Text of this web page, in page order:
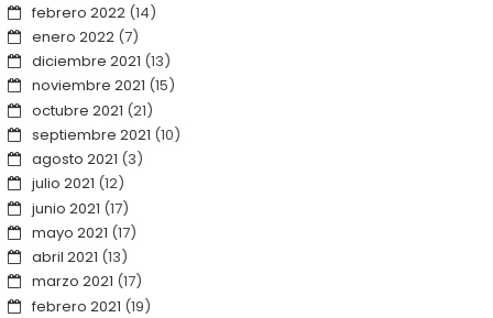
febrero 2022(14)
enero 2022(7)
diciembre 2021 (13)
noviembre 2021 (15)
octubre 2021 (21)
septiembre 2021 (10)
agosto 2021 (3)
julio 2021 (12)
junio 2021 (17)
mayo 2021 (17)
abril 2021 (13)
marzo 2021 (17)
febrero 2021 (19)